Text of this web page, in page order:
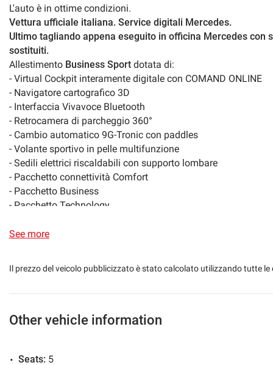
LED daytime running lights MP3
Electrically adjustable seats
Front parking sensors Rear parking
Navigation system
Camera for valet parking
Darkened windows
Multifunction steering wheel
L'auto è in ottime condizioni.
Vettura ufficiale italiana. Service digitali Mercedes.
Ultimo tagliando appena eseguito in officina Mercedes
sostituiti.
Allestimento Business Sport dotata di:
- Virtual Cockpit interamente digitale con COMAND ONLINE
- Navigatore cartografico 3D
- Interfaccia Vivavoce Bluetooth
- Retrocamera di parcheggio 360°
- Cambio automatico 9G-Tronic con paddles
- Volante sportivo in pelle multifunzione
- Sedili elettrici riscaldabili con supporto lombare
- Pacchetto connettività Comfort
- Pacchetto Business
- Pacchetto Technology
- Retrovisori interni ed esterni autoanabbaglianti
- Blind Spot Assist: sistema di controllo dell'angolo morto
- Assetto DIRECT CONTROL: sistema ammortizzazione
- Vetri posteriori oscurati
See more
Il prezzo del veicolo pubblicizzato è stato calcolato utilizzando tutte
Other vehicle information
Seats: 5